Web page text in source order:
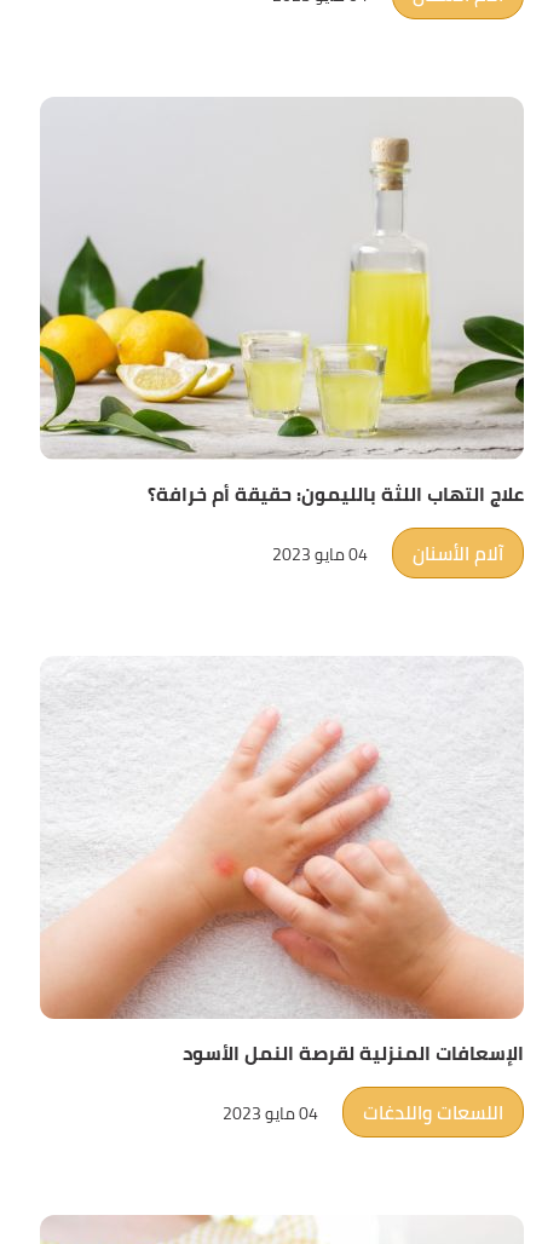
علاج التهاب اللثة بالليمون: حقيقة أم خرافة؟
آلام الأسنان
04 مايو 2023
الإسعافات المنزلية لقرصة النمل الأسود
اللسعات واللدغات
04 مايو 2023